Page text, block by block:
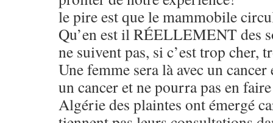
le pire est que le mammobile
Qu’en est il RÉELLEMENT des
ne suivent pas, si c’est trop cher,
Une femme sera là avec un cancer
un cancer et ne pourra pas en
Algérie des plaintes ont émergé